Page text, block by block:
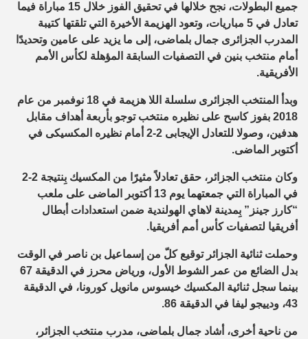
جميع البطولات، نجح خلالها في تحقيق الفوز خلال 15 مباراة فيما
تعادل في 5 مباريات، وتعود الهزيمة الأخيرة التي تلقتها كتيبة
المدرب الجزائرى جمال بلماضى، إلى ما يزيد على عامين وتحديدًا
أمام منتخب بنين في التصفيات السابقة المؤهلة لكأس الأمم
الأفريقية.
وبدأ المنتخب الجزائرى سلسلة اللا هزيمة في 18 نوفمبر من عام
2018 بفوز كاسح على نظيره منتخب توجو بأربعة أهداف مقابل
هدفين، وصولا للتعادل الإيجابى 2-2 أمام نظيره المكسيكى في
أكتوبر الماضى.
وكان منتخب الجزائر، حقق تعادلاً مثيرًا من المكسيك بِنتيجة 2-2
في المباراة التي جمعتهما يوم 13 أكتوبر الماضى على ملعب
“كارز جينز” بِمدينة لاهاي الهولندية ضمن استعدادات أبطال
أفريقيا لتصفيات كأس أمم أفريقيا.
وحملت ثنائية الجزائر توقيع كلّ من إسماعيل بن ناصر في الوقت
بدل الضائع من عمر الشوط الأول، ورياض محرز في الدقيقة 67
بينما سجل ثنائية المكسيك خيسوس مانويل كورونا، في الدقيقة
43، ودييجو ليفا في الدقيقة 86.
من ناحية أخرى، أشاد جمال بلماضى، مدرب منتخب الجزائر،